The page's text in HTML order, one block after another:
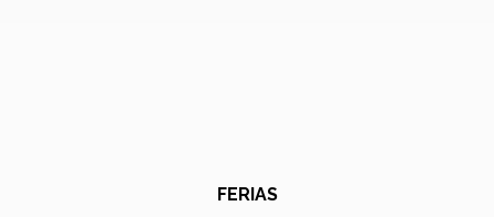
FERIAS